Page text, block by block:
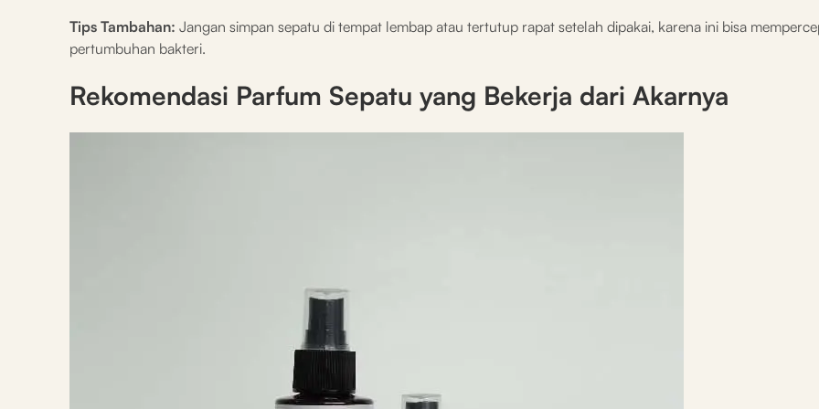
Tips Tambahan: Jangan simpan sepatu di tempat lembap atau tertutup rapat setelah dipakai, karena ini bisa
pertumbuhan bakteri.
Rekomendasi Parfum Sepatu yang Bekerja dari Akarnya